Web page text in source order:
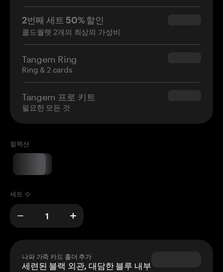
2번째 세트 50% 할인
콜드월렛 2개의 최상의 가성비
$34.95
Tangem Ring
Ring & 2 cards
$160.00
Tangem 프로 키트
필요한 모든 것
$180.00
컬렉션
세트 수
나파 가죽 카드 홀더 추가
세련된 블랙 외관, 대담한 블루 내부